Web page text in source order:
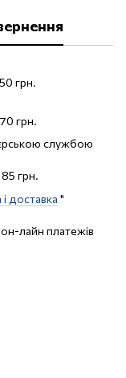
грн.
грн.
службою
85 грн.
доставка "
лайн платежів